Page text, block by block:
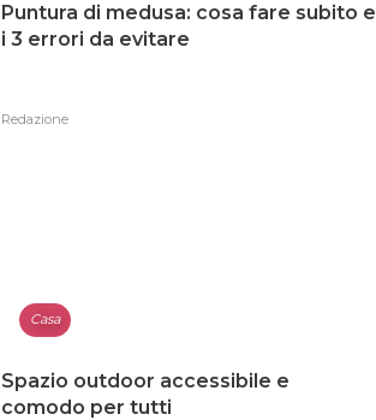
Puntura di medusa: cosa fare subito e
i 3 errori da evitare
Redazione
Casa
Spazio outdoor accessibile e
comodo per tutti